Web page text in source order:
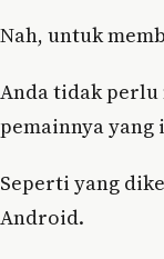
Nah, untuk
Anda tidak perlu
pemainnya yang
Seperti yang
Android.